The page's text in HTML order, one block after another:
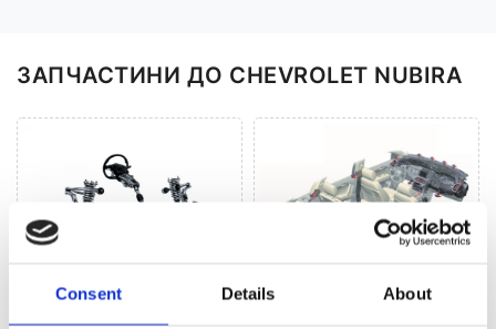
Consent Details About
ЗАПЧАСТИНИ ДО CHEVROLET NUBIRA